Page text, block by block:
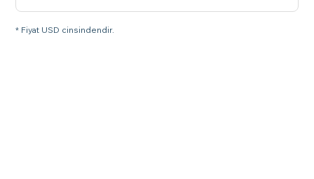
* Fiyat USD cinsindendir.